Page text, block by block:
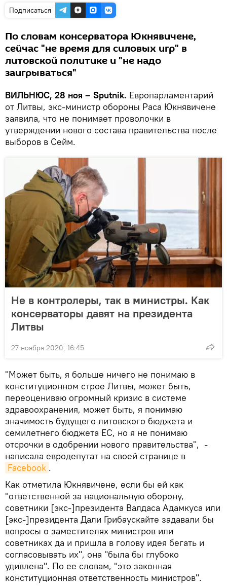
Подписаться
По словам консерватора Юкнявичене,
сейчас "не время для силовых игр" в
литовской политике и "не надо
заигрываться"
ВИЛЬНЮС, 28 ноя – Sputnik. Европарламентарий
от Литвы, экс-министр обороны Раса Юкнявичене
заявила, что не понимает проволочки в
утверждении нового состава правительства после
выборов в Сейм.
Не в контролеры, так в министры. Как
консерваторы давят на президента
Литвы
27 ноября 2020, 16:45
"Может быть, я больше ничего не понимаю в
конституционном строе Литвы, может быть,
переоцениваю огромный кризис в системе
здравоохранения, может быть, я понимаю
значимость будущего литовского бюджета и
семилетнего бюджета ЕС, но я не понимаю
отсрочки в одобрении нового правительства", -
написала евродепутат на своей странице в
Facebook .
Как отметила Юкнявичене, если бы ей как
"ответственной за национальную оборону,
советники [экс-]президента Валдаса Адамкуса или
[экс-]президента Дали Грибаускайте задавали бы
вопросы о заместителях министров или
советниках да и пришла в голову идея бегать и
согласовывать их", она "была бы глубоко
удивлена". По ее словам, "это законная
конституционная ответственность министров".